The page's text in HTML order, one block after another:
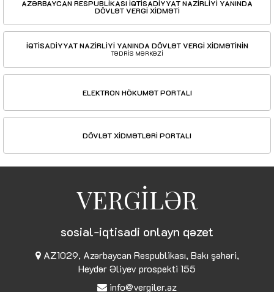
AZƏRBAYCAN RESPUBLİKASI İQTİSADİYYAT NAZİRLİYİ YANINDA
DÖVLƏT VERGİ XİDMƏTİ
İQTİSADİYYAT NAZİRLİYİ YANINDA DÖVLƏT VERGİ XİDMƏTİNİN
TƏDRİS MƏRKƏZİ
ELEKTRON HÖKUMƏT PORTALI
DÖVLƏT XİDMƏTLƏRİ PORTALI
VERGİLƏR
sosial-iqtisadi onlayn qəzet
AZ1029, Azərbaycan Respublikası, Bakı şəhəri,
Heydər Əliyev prospekti 155
info@vergiler.az